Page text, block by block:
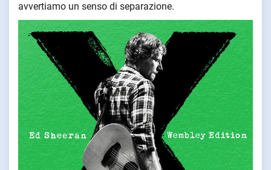
avvertiamo un senso di separazione.